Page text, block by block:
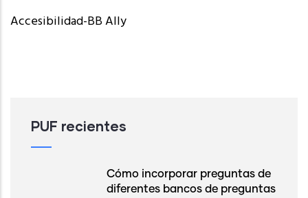
Accesibilidad-BB Ally
PUF recientes
Cómo incorporar preguntas de
diferentes bancos de preguntas